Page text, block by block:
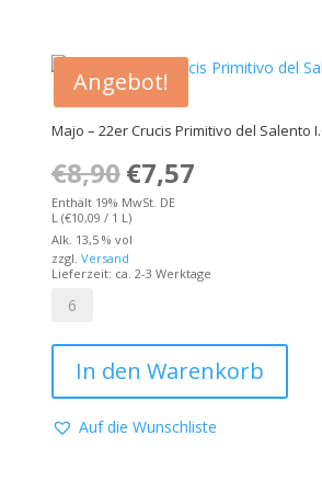
IGT
0,75lAngebot!
Majo – 22er Crucis Primitivo del Salento
€8,90 Ursprünglicher
Preis
war:
€8,90
€7,57
€7,57.
Enthält 19% MwSt. DE
L (€10,09 / 1 L)
Alk. 13,5 % vol
zzgl. Versand
Lieferzeit: ca. 2-3 Werktage
Majo
-
22er
Crucis
Primitivo
In den Warenkorb
Auf die Wunschliste